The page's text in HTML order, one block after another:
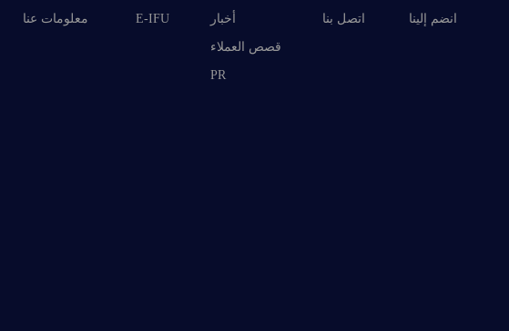
معلومات عنا E-IFU أخبار
قصص العملاء
PR
اتصل بنا انضم إلينا